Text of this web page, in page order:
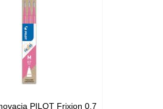
PILOT Frixion 0,7